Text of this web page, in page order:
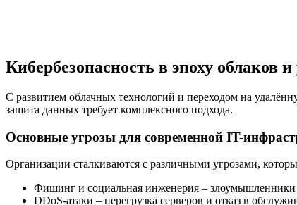
Кибербезопасность в эпоху облаков
С развитием облачных технологий и переходом на
защита данных требует комплексного подхода.
Основные угрозы для современной IT-
Организации сталкиваются с различными угрозами,
Фишинг и социальная инженерия –
DDoS-атаки – перегрузка серверов и отказ в